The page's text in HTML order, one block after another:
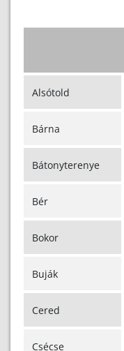
Alsótold
Bárna
Bátonyterenye
Bér
Bokor
Buják
Cered
Csécse